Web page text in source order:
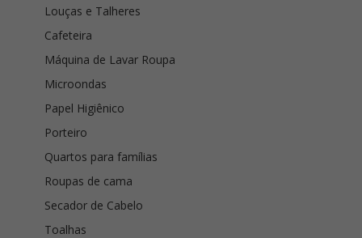
Louças e Talheres
Cafeteira
Máquina de Lavar Roupa
Microondas
Papel Higiênico
Porteiro
Quartos para famílias
Roupas de cama
Secador de Cabelo
Toalhas